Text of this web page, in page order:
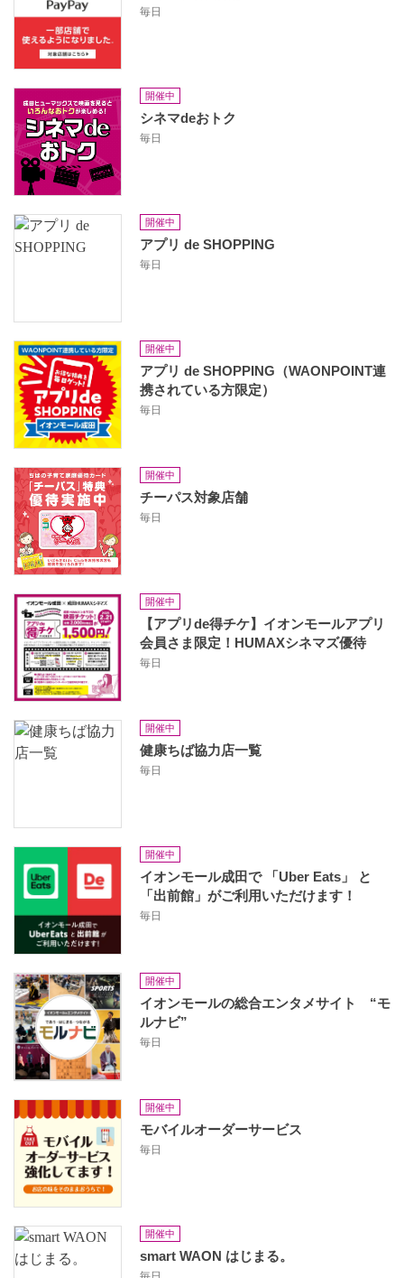
毎日
開催中
シネマdeおトク
毎日
開催中
アプリ de SHOPPING
毎日
開催中
アプリ de SHOPPING（WAONPOINT連
携されている方限定）
毎日
開催中
チーパス対象店舗
毎日
開催中
【アプリde得チケ】イオンモールアプリ
会員さま限定！HUMAXシネマズ優待
毎日
開催中
健康ちば協力店一覧
毎日
開催中
イオンモール成田で 「Uber Eats」 と
「出前館」がご利用いただけます！
毎日
開催中
イオンモールの総合エンタメサイト “モ
ルナビ”
毎日
開催中
モバイルオーダーサービス
毎日
開催中
smart WAON はじまる。